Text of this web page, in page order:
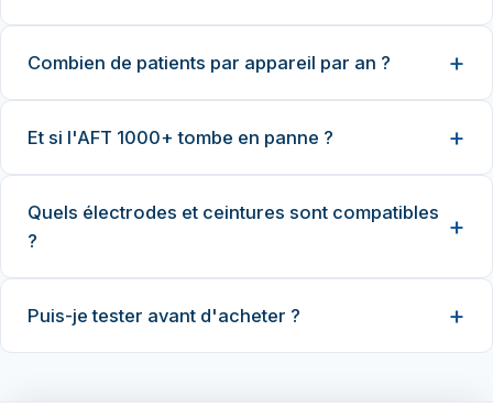
Combien de patients par appareil par an ?
Et si l'AFT 1000+ tombe en panne ?
Quels électrodes et ceintures sont compatibles
?
Puis-je tester avant d'acheter ?